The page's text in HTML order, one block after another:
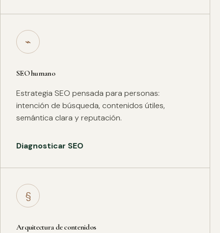
⌁
SEO humano
Estrategia SEO pensada para personas:
intención de búsqueda, contenidos útiles,
semántica clara y reputación.
Diagnosticar SEO
§
Arquitectura de contenidos